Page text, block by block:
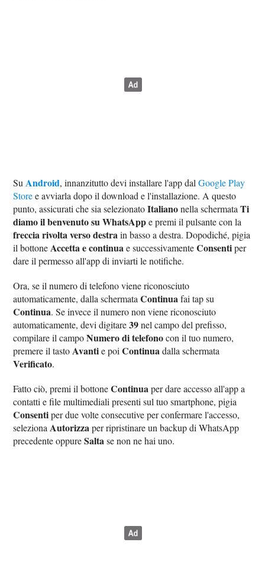
SuAndroid, innanzitutto devi installare l'app dalGoogle Play
Storee avviarla dopo il download e l'installazione. A questo
punto, assicurati che sia selezionatoItalianonella schermataTi
diamo il benvenuto su WhatsAppe premi il pulsante con la
freccia rivolta verso destrain basso a destra. Dopodiché, pigia
il bottoneAccetta e continuae successivamenteConsentiper
dare il permesso all'app di inviarti le notifiche.
Ora, se il numero di telefono viene riconosciuto
automaticamente, dalla schermataContinuafai tap su
Continua. Se invece il numero non viene riconosciuto
automaticamente, devi digitare39nel campo del prefisso,
compilare il campoNumero di telefonocon il tuo numero,
premere il tastoAvantie poiContinuadalla schermata
Verificato.
Fatto ciò, premi il bottoneContinuaper dare accesso all'app a
contatti e file multimediali presenti sul tuo smartphone, pigia
Consentiper due volte consecutive per confermare l'accesso,
selezionaAutorizzaper ripristinare un backup di WhatsApp
precedente oppureSaltase non ne hai uno.